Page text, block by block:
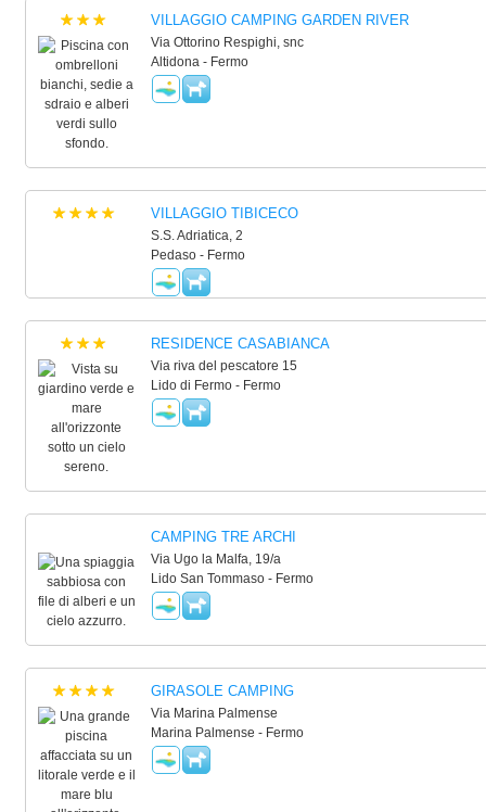
VILLAGGIO CAMPING GARDEN RIVER
Via Ottorino Respighi, snc
Altidona - Fermo
VILLAGGIO TIBICECO
S.S. Adriatica, 2
Pedaso - Fermo
RESIDENCE CASABIANCA
Via riva del pescatore 15
Lido di Fermo - Fermo
CAMPING TRE ARCHI
Via Ugo la Malfa, 19/a
Lido San Tommaso - Fermo
GIRASOLE CAMPING
Via Marina Palmense
Marina Palmense - Fermo